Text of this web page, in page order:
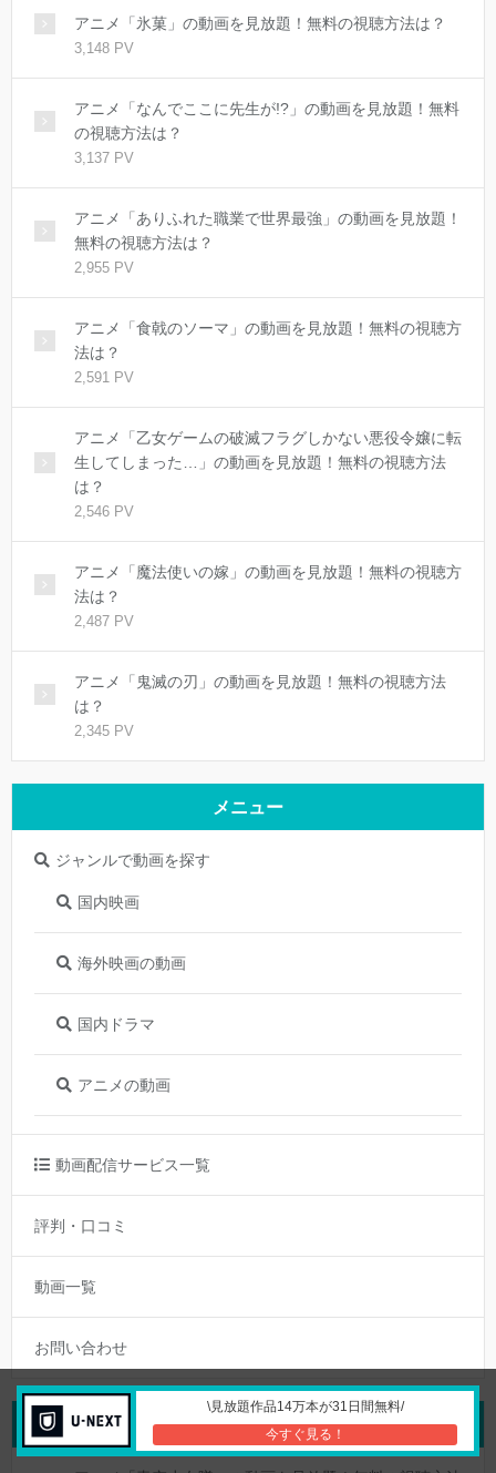
アニメ「氷菓」の動画を見放題！無料の視聴方法は？
3,148 PV
アニメ「なんでここに先生が!?」の動画を見放題！無料
の視聴方法は？
3,137 PV
アニメ「ありふれた職業で世界最強」の動画を見放題！
無料の視聴方法は？
2,955 PV
アニメ「食戟のソーマ」の動画を見放題！無料の視聴方
法は？
2,591 PV
アニメ「乙女ゲームの破滅フラグしかない悪役令嬢に転
生してしまった…」の動画を見放題！無料の視聴方法
は？
2,546 PV
アニメ「魔法使いの嫁」の動画を見放題！無料の視聴方
法は？
2,487 PV
アニメ「鬼滅の刃」の動画を見放題！無料の視聴方法
は？
2,345 PV
メニュー
ジャンルで動画を探す
国内映画
海外映画の動画
国内ドラマ
アニメの動画
動画配信サービス一覧
評判・口コミ
動画一覧
お問い合わせ
最近の投稿
\見放題作品14万本が31日間無料/
今すぐ見る！